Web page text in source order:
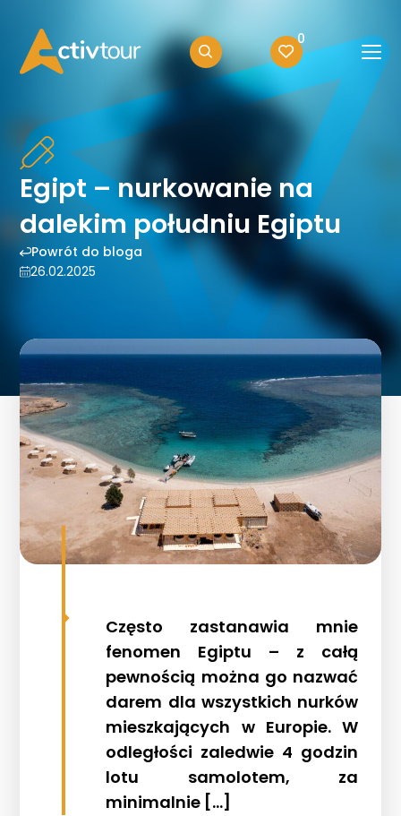
0
Egipt – nurkowanie na
dalekim południu Egiptu
Powrót do bloga
26.02.2025
Często zastanawia mnie
fenomen Egiptu – z całą
pewnością można go nazwać
darem dla wszystkich nurków
mieszkających w Europie. W
odległości zaledwie 4 godzin
lotu samolotem, za
minimalnie […]